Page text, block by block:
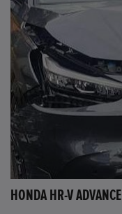
HONDA HR-V ADVANCE